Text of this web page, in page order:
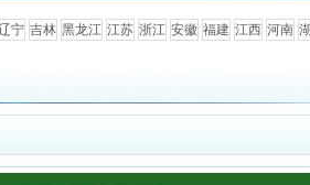
宁 吉林 黑龙江 江苏 浙江 安徽 福建 江西 河南